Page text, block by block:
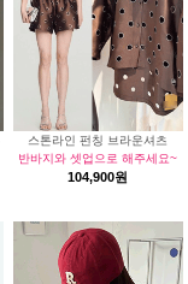
스톤라인 펀칭 브라운셔츠
반바지와 셋업으로 해주세요~
104,900원